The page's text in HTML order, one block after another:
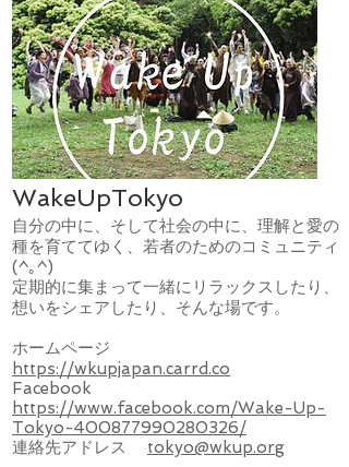
WakeUpTokyo
自分の中に、そして社会の中に、理解と愛の
種を育ててゆく、若者のためのコミュニティ
(^｡^)
定期的に集まって一緒にリラックスしたり、
想いをシェアしたり、そんな場です。
ホームページ
https://wkupjapan.carrd.co
Facebook
https://www.facebook.com/Wake-Up-
Tokyo-400877990280326/
連絡先アドレス tokyo@wkup.org